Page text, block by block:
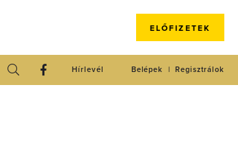
ELŐFIZETEK
Regisztrálok
Belépek
Hírlevél